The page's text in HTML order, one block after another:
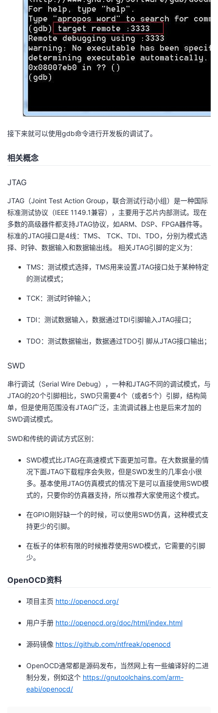
接下来就可以使用gdb命令进行开发板的调试了。
相关概念
JTAG
JTAG（Joint Test Action Group，联合测试行动小组）是一种国际
标准测试协议（IEEE 1149.1兼容），主要用于芯片内部测试。现在
多数的高级器件都支持JTAG协议，如ARM、DSP、FPGA器件等。
标准的JTAG接口是4线：TMS、 TCK、TDI、TDO，分别为模式选
择、时钟、数据输入和数据输出线。 相关JTAG引脚的定义为：
TMS：测试模式选择，TMS用来设置JTAG接口处于某种特定
的测试模式；
TCK：测试时钟输入；
TDI：测试数据输入，数据通过TDI引脚输入JTAG接口；
TDO：测试数据输出，数据通过TDO引 脚从JTAG接口输出；
SWD
串行调试（Serial Wire Debug），一种和JTAG不同的调试模式，与
JTAG的20个引脚相比，SWD只需要4个（或者5个）引脚，结构简
单，但是使用范围没有JTAG广泛，主流调试器上也是后来才加的
SWD调试模式。
SWD和传统的调试方式区别：
SWD模式比JTAG在高速模式下面更加可靠。在大数据量的情
况下面JTAG下载程序会失败，但是SWD发生的几率会小很
多。基本使用JTAG仿真模式的情况下是可以直接使用SWD模
式的，只要你的仿真器支持，所以推荐大家使用这个模式。
在GPIO刚好缺一个的时候，可以使用SWD仿真，这种模式支
持更少的引脚。
在板子的体积有限的时候推荐使用SWD模式，它需要的引脚
少。
OpenOCD资料
项目主页 http://openocd.org/
用户手册 http://openocd.org/doc/html/index.html
源码镜像 https://github.com/ntfreak/openocd
OpenOCD通常都是源码发布，当然网上有一些编译好的二进
制分发，例如这个 https://gnutoolchains.com/arm-
eabi/openocd/